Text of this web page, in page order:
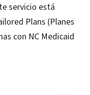
servicio está
Plans (Planes
con NC Medicaid